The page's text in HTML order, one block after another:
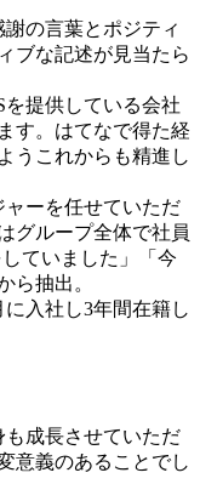
の言葉とポジティ
ブな記述が見当たら
を提供している会社
す。はてなで得た経
うこれからも精進し
ャーを任せていただ
グループ全体で社員
ていました」「今
ら抽出。
に入社し3年間在籍し
成長させていただ
意義のあることでし